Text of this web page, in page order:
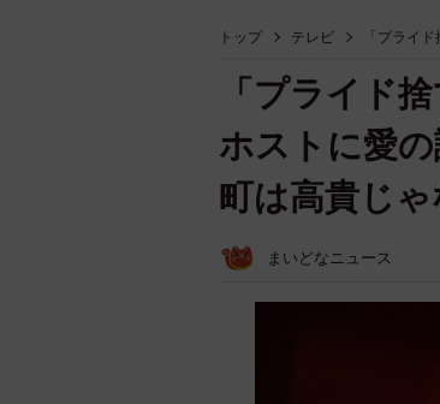
トップ テレビ 「プライ
「プライド
ホストに愛
町は高貴じゃ
まいどなニュース